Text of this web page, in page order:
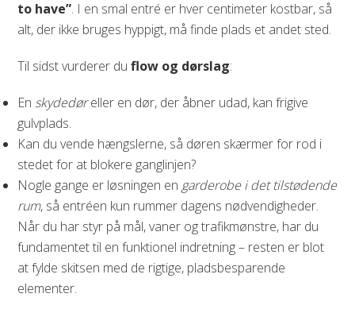
to have”. I en smal entré er hver centimeter kostbar, så
alt, der ikke bruges hyppigt, må finde plads et andet sted.
Til sidst vurderer duflow og dørslag:
En skydedøreller en dør, der åbner udad, kan frigive
gulvplads.
Kan du vende hængslerne, så døren skærmer for rod i
stedet for at blokere ganglinjen?
Nogle gange er løsningen en garderobe i det tilstødende
rum, så entréen kun rummer dagens nødvendigheder.
Når du har styr på mål, vaner og trafikmønstre, har du
fundamentet til en funktionel indretning – resten er blot
at fylde skitsen med de rigtige, pladsbesparende
elementer.